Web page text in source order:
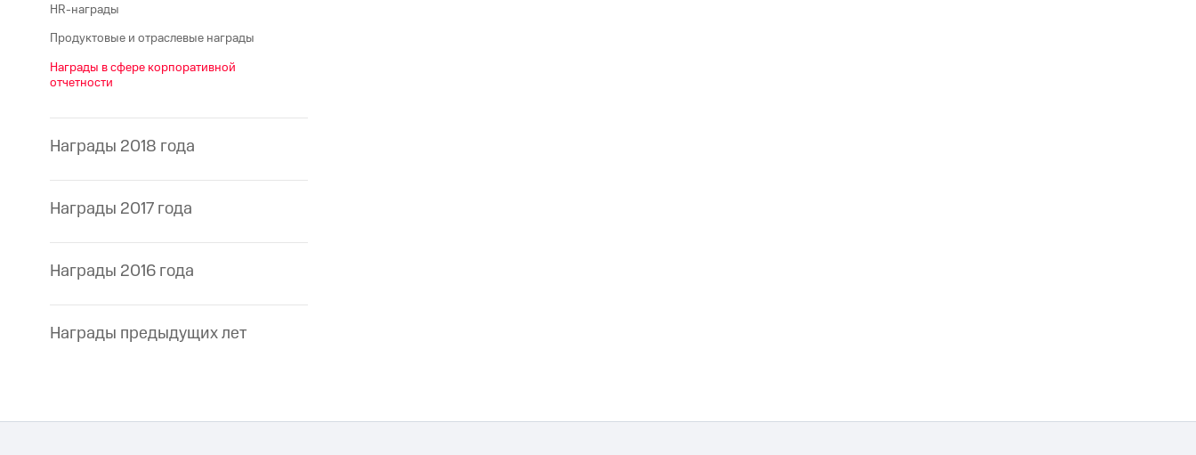
HR-награды
Продуктовые и отраслевые награды
Награды в сфере корпоративной
отчетности
Награды 2018 года
Награды 2017 года
Награды 2016 года
Награды предыдущих лет